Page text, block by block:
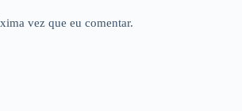
vez que eu comentar.